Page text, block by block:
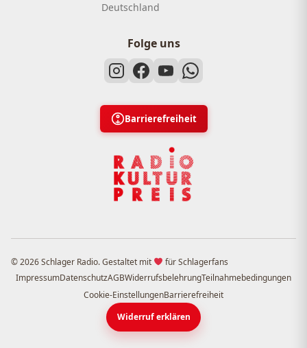
Deutschland
Folge uns
Barrierefreiheit
© 2026 Schlager Radio. Gestaltet mit
für Schlagerfans
ImpressumDatenschutzAGBWiderrufsbelehrungTeilnahmebedingungen
Cookie-EinstellungenBarrierefreiheit
Widerruf erklären